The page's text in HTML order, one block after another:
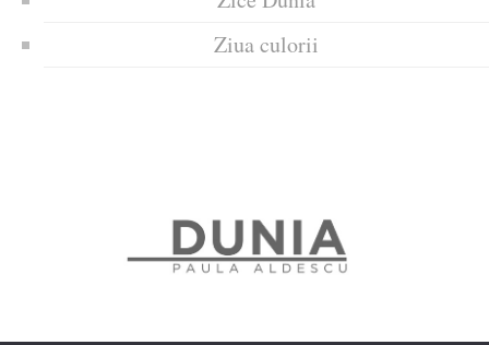
Ziua culorii